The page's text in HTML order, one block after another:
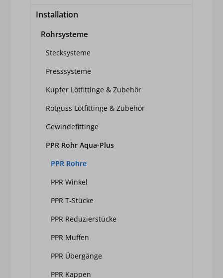
Installation
Rohrsysteme
Stecksysteme
Presssysteme
Kupfer Lötfittinge & Zubehör
Rotguss Lötfittinge & Zubehör
Gewindefittinge
PPR Rohr Aqua-Plus
PPR Rohre
PPR Winkel
PPR T-Stücke
PPR Reduzierstücke
PPR Muffen
PPR Übergänge
PPR Kappen